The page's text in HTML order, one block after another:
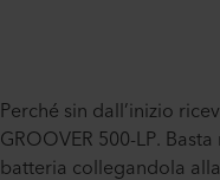
Perché sin dall’inizio
GROOVER 500-LP.
batteria collegandola